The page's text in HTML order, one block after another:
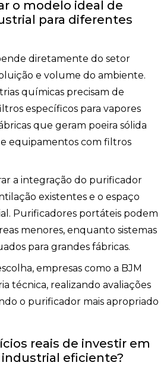
o modelo ideal de
para diferentes
diretamente do setor
e volume do ambiente.
químicas precisam de
específicos para vapores
que geram poeira sólida
equipamentos com filtros
a integração do purificador
existentes e o espaço
Purificadores portáteis podem
menores, enquanto sistemas
para grandes fábricas.
empresas como a BJM
técnica, realizando avaliações
o purificador mais apropriado
reais de investir em
eficiente?